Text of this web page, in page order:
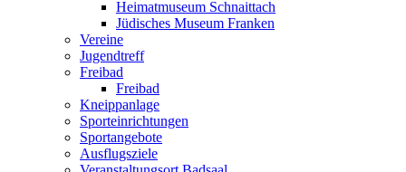
Heimatmuseum Schnaittach
Jüdisches Museum Franken
Vereine
Jugendtreff
Freibad
Freibad
Kneippanlage
Sporteinrichtungen
Sportangebote
Ausflugsziele